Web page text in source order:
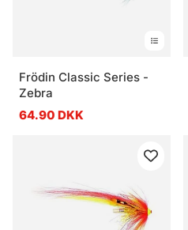
Frödin Classic Series -
Zebra
64.90 DKK